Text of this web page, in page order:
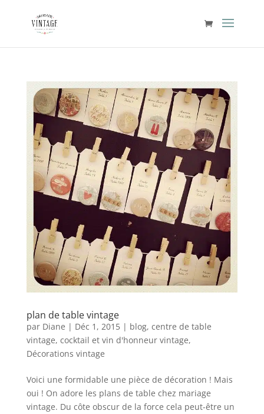
plan de table vintage
par Diane | Déc 1, 2015| blog, centre de table
vintage, cocktail et vin d'honneur vintage,
Décorations vintage
Voici une formidable une pièce de décoration ! Mais
oui ! On adore les plans de table chez mariage
vintage. Du côte obscur de la force cela peut-être un